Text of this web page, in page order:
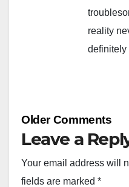
reality
definitely
Comment
Older Comments
Leave a
Your email address will
fields are marked *